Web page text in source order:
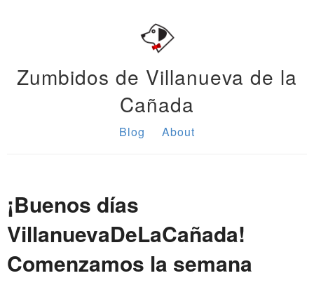
Zumbidos de Villanueva de la
Cañada
Blog About
¡Buenos días
VillanuevaDeLaCañada!
Comenzamos la semana